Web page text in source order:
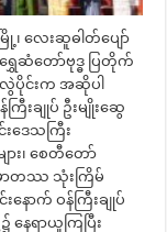
မြို့၊ လေးဆူဓါတ်ပျော်
ေဆံတော်ဗုဒ္ဓ ပြတိုက်
လွဲပိုင်းက အဆိုပါ
ြီးချုပ် ဦးမျိုးဆွေ
ဒေသကြီး
ား၊ စေတီတော်
ောတဿ သုံးကြိမ်
ောက် ဝန်ကြီးချုပ်
ေရာယူကြပြီး